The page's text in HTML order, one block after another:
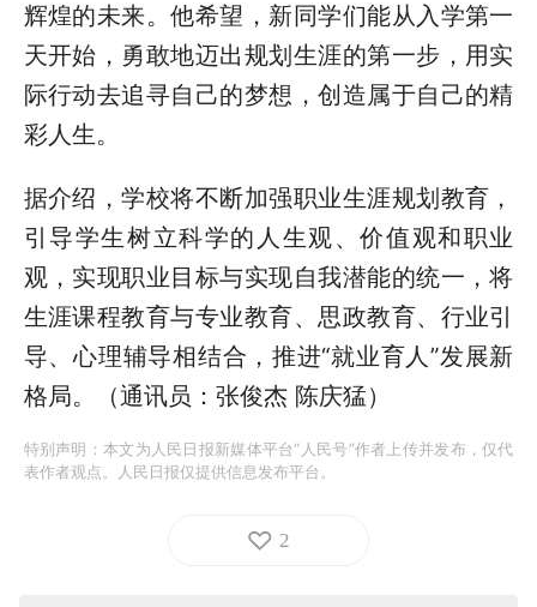
辉煌的未来。他希望，新同学们能从入学第一
天开始，勇敢地迈出规划生涯的第一步，用实
际行动去追寻自己的梦想，创造属于自己的精
彩人生。
据介绍，学校将不断加强职业生涯规划教育，
引导学生树立科学的人生观、价值观和职业
观，实现职业目标与实现自我潜能的统一，将
生涯课程教育与专业教育、思政教育、行业引
导、心理辅导相结合，推进“就业育人”发展新
格局。（通讯员：张俊杰 陈庆猛）
特别声明：本文为人民日报新媒体平台“人民号”作者上传并发布，仅代
表作者观点。人民日报仅提供信息发布平台。
2